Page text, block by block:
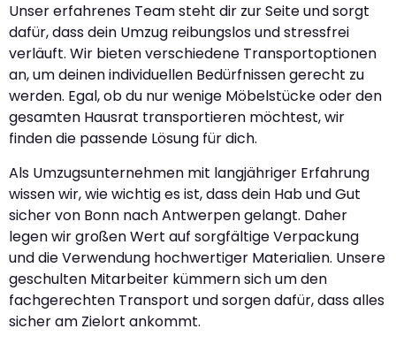
Unser erfahrenes Team steht dir zur Seite und sorgt
dafür, dass dein Umzug reibungslos und stressfrei
verläuft. Wir bieten verschiedene Transportoptionen
an, um deinen individuellen Bedürfnissen gerecht zu
werden. Egal, ob du nur wenige Möbelstücke oder den
gesamten Hausrat transportieren möchtest, wir
finden die passende Lösung für dich.
Als Umzugsunternehmen mit langjähriger Erfahrung
wissen wir, wie wichtig es ist, dass dein Hab und Gut
sicher von Bonn nach Antwerpen gelangt. Daher
legen wir großen Wert auf sorgfältige Verpackung
und die Verwendung hochwertiger Materialien. Unsere
geschulten Mitarbeiter kümmern sich um den
fachgerechten Transport und sorgen dafür, dass alles
sicher am Zielort ankommt.